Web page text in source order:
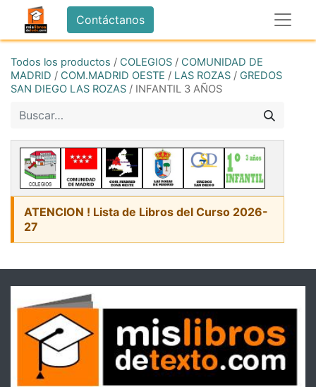
Contáctanos
Todos los productos / COLEGIOS / COMUNIDAD DE
MADRID / COM.MADRID OESTE / LAS ROZAS / GREDOS
SAN DIEGO LAS ROZAS / INFANTIL 3 AÑOS
ATENCION ! Lista de Libros del Curso 2026-
27